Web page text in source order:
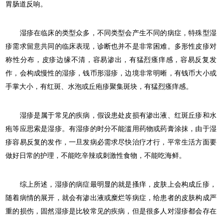
胃肠道反响。
湿疹在临床的类型众多，不同类型会产生不同的病症，特殊型湿
疹需求留意共同的临床表现，诊断也并不是非常困难。多形性皮疹对
称性分布，皮疹边缘不清，容易渗出，有猛烈瘙痒感，容易反复发
作，会构成慢性的湿疹，钱币形湿疹，边境非常明晰，有钱币大小或
手掌大小，有红斑、水泡或丘疱疹聚集斑块，有猛烈瘙痒感。
湿疹是属于常见的疾病，假设患处皮损有渗出液、红斑丘疹和水
疱等应思索是湿疹。有湿疹的时分不能滥用药物或药膏涂抹，由于湿
疹容易反复的发作，一旦发病必需求尽快治疗才行，平常生活方面要
做好日常的护理，不能吃辛辣或刺激性食物，不能吃海鲜。
综上所述，湿疹的病症最明显的就是搔痒，皮肤上会构成丘疹，
随着病情的展开，就会有渗出液或糜烂等病症，给患者的皮肤构成严
重的损伤，固然湿疹是比较常见的疾病，但是很多人对湿疹都会存在